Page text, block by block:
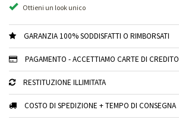
Ottieni un look unico
GARANZIA 100% SODDISFATTI O RIMBORSATI
PAGAMENTO - ACCETTIAMO CARTE DI CREDITO
RESTITUZIONE ILLIMITATA
COSTO DI SPEDIZIONE + TEMPO DI CONSEGNA